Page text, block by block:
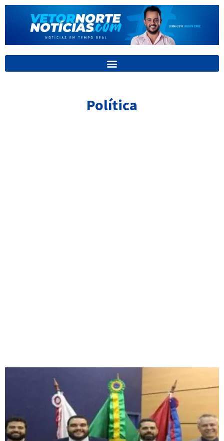
para
conteúdo
Política
PáginaPágina
PáginaPáginaPágina